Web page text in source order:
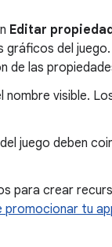
Editar
del
de las
nombre visible.
juego deben
para crear
promocionar tu